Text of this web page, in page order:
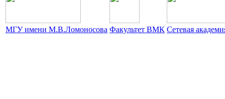
МГУ имени М.В.Ломоносова Факультет ВМК Сетевая